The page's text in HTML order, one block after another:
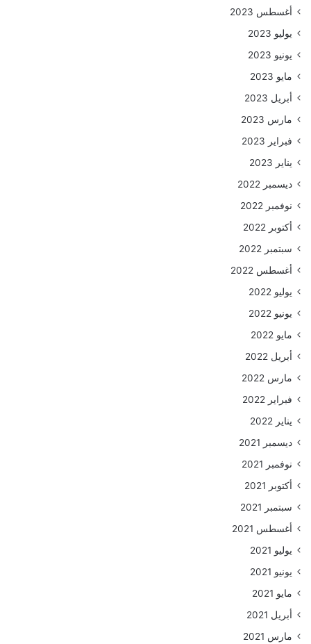
أغسطس 2023
يوليو 2023
يونيو 2023
مايو 2023
أبريل 2023
مارس 2023
فبراير 2023
يناير 2023
ديسمبر 2022
نوفمبر 2022
أكتوبر 2022
سبتمبر 2022
أغسطس 2022
يوليو 2022
يونيو 2022
مايو 2022
أبريل 2022
مارس 2022
فبراير 2022
يناير 2022
ديسمبر 2021
نوفمبر 2021
أكتوبر 2021
سبتمبر 2021
أغسطس 2021
يوليو 2021
يونيو 2021
مايو 2021
أبريل 2021
مارس 2021